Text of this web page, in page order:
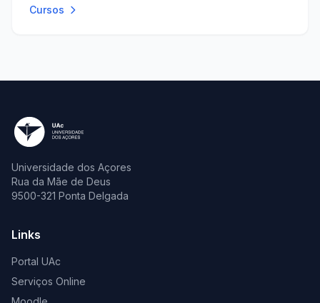
Cursos
Universidade dos Açores
Rua da Mãe de Deus
9500-321 Ponta Delgada
Links
Portal UAc
Serviços Online